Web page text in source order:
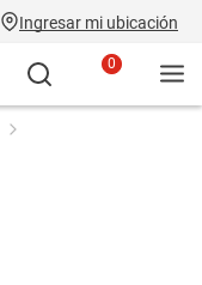
Ingresar mi ubicación
0